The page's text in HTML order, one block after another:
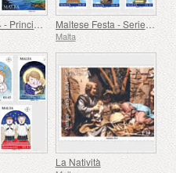
SEPAC 2024 - Principali Attrazioni Turistiche Maltese Festa - Series VIII
Malta
La Natività